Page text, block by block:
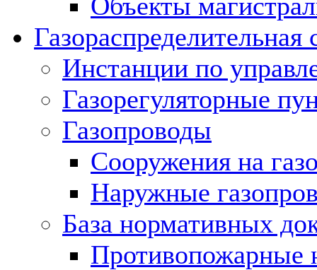
Газораспределительная
Инстанции по
Газорегуляторные
Газопроводы
Сооружения на
Наружные
База нормативных
Противопожарные